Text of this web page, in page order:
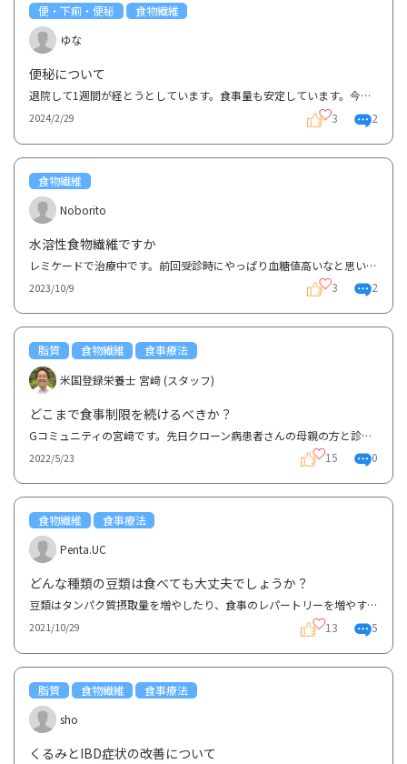
便・下痢・便秘
食物繊維
ゆな
便秘について
退院して1週間が経とうとしています。食事量も安定しています。今度は便が出ないことで悩んでいます。ヨ...
2024/2/29 3 2
食物繊維
Noborito
水溶性食物繊維ですか
レミケードで治療中です。前回受診時にやっぱり血糖値高いなと思い、今まで食べていなかったもずく酢と...
2023/10/9 3 2
脂質 食物繊維
食事療法
米国登録栄養士 宮﨑 (スタッフ)
どこまで食事制限を続けるべきか？
Gコミュニティの宮﨑です。先日クローン病患者さんの母親の方と診断後の食事についてお話しする機会があ...
2022/5/23 15 0
食物繊維
食事療法
Penta.UC
どんな種類の豆類は食べても大丈夫でしょうか？
豆類はタンパク質摂取量を増やしたり、食事のレパートリーを増やす目的でどうかなと個人的に気になって...
2021/10/29 13 5
脂質 食物繊維
食事療法
sho
くるみとIBD症状の改善について